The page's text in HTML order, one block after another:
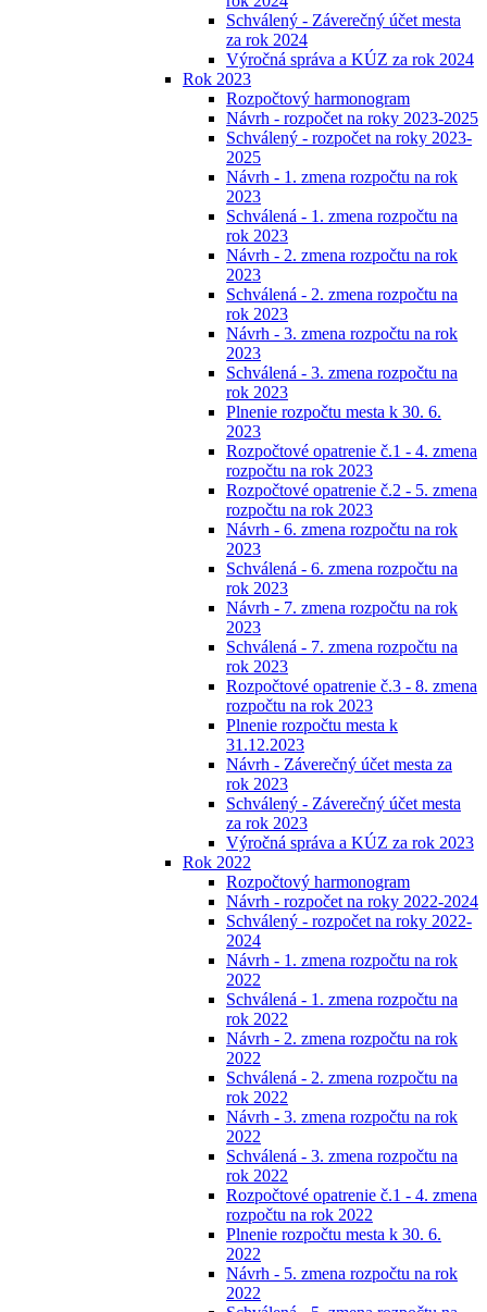
Schválený - Záverečný účet mesta
za rok 2024
Výročná správa a KÚZ za rok 2024
Rok 2023
Rozpočtový harmonogram
Návrh - rozpočet na roky 2023-2025
Schválený - rozpočet na roky 2023-
2025
Návrh - 1. zmena rozpočtu na rok
2023
Schválená - 1. zmena rozpočtu na
rok 2023
Návrh - 2. zmena rozpočtu na rok
2023
Schválená - 2. zmena rozpočtu na
rok 2023
Návrh - 3. zmena rozpočtu na rok
2023
Schválená - 3. zmena rozpočtu na
rok 2023
Plnenie rozpočtu mesta k 30. 6.
2023
Rozpočtové opatrenie č.1 - 4. zmena
rozpočtu na rok 2023
Rozpočtové opatrenie č.2 - 5. zmena
rozpočtu na rok 2023
Návrh - 6. zmena rozpočtu na rok
2023
Schválená - 6. zmena rozpočtu na
rok 2023
Návrh - 7. zmena rozpočtu na rok
2023
Schválená - 7. zmena rozpočtu na
rok 2023
Rozpočtové opatrenie č.3 - 8. zmena
rozpočtu na rok 2023
Plnenie rozpočtu mesta k
31.12.2023
Návrh - Záverečný účet mesta za
rok 2023
Schválený - Záverečný účet mesta
za rok 2023
Výročná správa a KÚZ za rok 2023
Rok 2022
Rozpočtový harmonogram
Návrh - rozpočet na roky 2022-2024
Schválený - rozpočet na roky 2022-
2024
Návrh - 1. zmena rozpočtu na rok
2022
Schválená - 1. zmena rozpočtu na
rok 2022
Návrh - 2. zmena rozpočtu na rok
2022
Schválená - 2. zmena rozpočtu na
rok 2022
Návrh - 3. zmena rozpočtu na rok
2022
Schválená - 3. zmena rozpočtu na
rok 2022
Rozpočtové opatrenie č.1 - 4. zmena
rozpočtu na rok 2022
Plnenie rozpočtu mesta k 30. 6.
2022
Návrh - 5. zmena rozpočtu na rok
2022